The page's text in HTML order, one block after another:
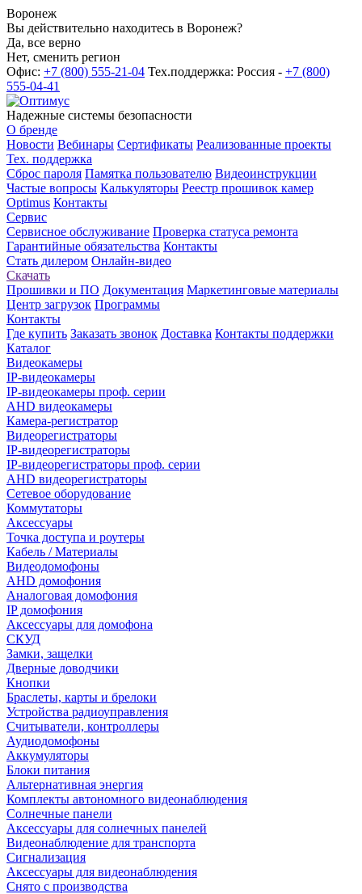
Воронеж
Вы действительно находитесь в Воронеж?
Да, все верно
Нет, сменить регион
Офис: +7 (800) 555-21-04 Тех.поддержка: Россия - +7 (800)
555-04-41
Надежные системы безопасности
О бренде
Новости Вебинары Сертификаты Реализованные проекты
Тех. поддержка
Сброс пароля Памятка пользователю Видеоинструкции
Частые вопросы Калькуляторы Реестр прошивок камер
Optimus Контакты
Сервис
Сервисное обслуживание Проверка статуса ремонта
Гарантийные обязательства Контакты
Стать дилером Онлайн-видео
Скачать
Прошивки и ПО Документация Маркетинговые материалы
Центр загрузок Программы
Контакты
Где купить Заказать звонок Доставка Контакты поддержки
Каталог
Видеокамеры
IP-видеокамеры
IP-видеокамеры проф. серии
AHD видеокамеры
Камера-регистратор
Видеорегистраторы
IP-видеорегистраторы
IP-видеорегистраторы проф. серии
AHD видеорегистраторы
Сетевое оборудование
Коммутаторы
Аксессуары
Точка доступа и роутеры
Кабель / Материалы
Видеодомофоны
AHD домофония
Аналоговая домофония
IP домофония
Аксессуары для домофона
СКУД
Замки, защелки
Дверные доводчики
Кнопки
Браслеты, карты и брелоки
Устройства радиоуправления
Считыватели, контроллеры
Аудиодомофоны
Аккумуляторы
Блоки питания
Альтернативная энергия
Комплекты автономного видеонаблюдения
Солнечные панели
Аксессуары для солнечных панелей
Видеонаблюдение для транспорта
Сигнализация
Аксессуары для видеонаблюдения
Снято с производства